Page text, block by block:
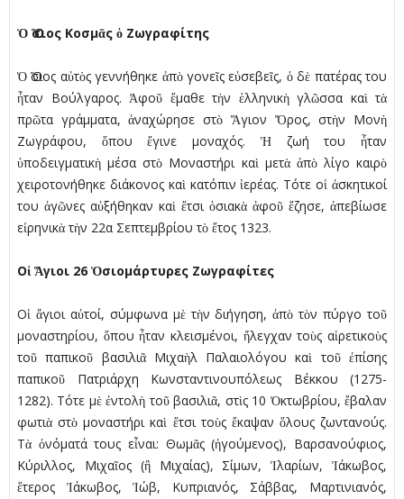
Ὁ Ὅσιος Κοσµᾶς ὁ Ζωγραφίτης
Ὁ Ὅσιος αὐτὸς γεννήθηκε ἀπὸ γονεῖς εὐσεβεῖς, ὁ δὲ πατέρας του
ἦταν Βούλγαρος. Ἀφοῦ ἔµαθε τὴν ἑλληνικὴ γλῶσσα καὶ τὰ
πρῶτα γράµµατα, ἀναχώρησε στὸ Ἅγιον Ὄρος, στὴν Μονὴ
Ζωγράφου, ὅπου ἔγινε µοναχός. Ἡ ζωή του ἦταν
ὑποδειγµατικὴ µέσα στὸ Μοναστήρι καὶ µετὰ ἀπὸ λίγο καιρὸ
χειροτονήθηκε διάκονος καὶ κατόπιν ἱερέας. Τότε οἱ ἀσκητικοί
του ἀγῶνες αὐξήθηκαν καὶ ἔτσι ὁσιακὰ ἀφοῦ ἔζησε, ἀπεβίωσε
εἰρηνικὰ τὴν 22α Σεπτεµβρίου τὸ ἔτος 1323.
Οἱ Ἅγιοι 26 Ὁσιοµάρτυρες Ζωγραφίτες
Οἱ ἅγιοι αὐτοί, σύµφωνα µὲ τὴν διήγηση, ἀπὸ τὸν πύργο τοῦ
µοναστηρίου, ὅπου ἦταν κλεισµένοι, ἤλεγχαν τοὺς αἱρετικοὺς
τοῦ παπικοῦ βασιλιᾶ Μιχαὴλ Παλαιολόγου καὶ τοῦ ἐπίσης
παπικοῦ Πατριάρχη Κωνσταντινουπόλεως Βέκκου (1275-
1282). Τότε µὲ ἐντολὴ τοῦ βασιλιᾶ, στὶς 10 Ὀκτωβρίου, ἔβαλαν
φωτιὰ στὸ µοναστήρι καὶ ἔτσι τοὺς ἔκαψαν ὅλους ζωντανούς.
Τὰ ὀνόµατά τους εἶναι: Θωµᾶς (ἡγούµενος), Βαρσανούφιος,
Κύριλλος, Μιχαῖος (ἢ Μιχαίας), Σίµων, Ἰλαρίων, Ἰάκωβος,
ἕτερος Ἰάκωβος, Ἰώβ, Κυπριανός, Σάββας, Μαρτινιανός,